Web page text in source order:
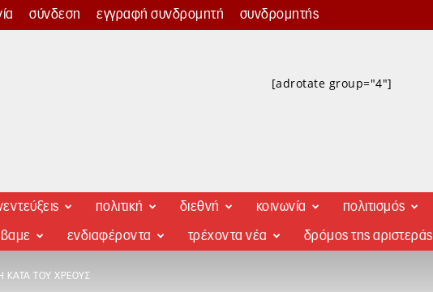
σύνδεση εγγραφή συνδρομητή συνδρομητής
[adrotate group="4"]
πολιτική διεθνή κοινωνία πολιτισμός
ενδιαφέροντα τρέχοντα νέα δρόμος της αριστεράς
ΚΑΤΆ ΤΟΥ ΧΡΈΟΥΣ